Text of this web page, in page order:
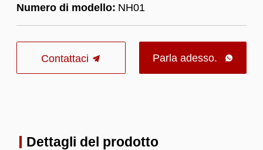
Numero di modello: NH01
Contattaci Parla adesso. 
Dettagli del prodotto